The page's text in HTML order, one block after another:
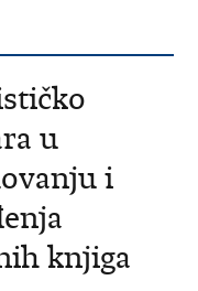
u
i
knjiga